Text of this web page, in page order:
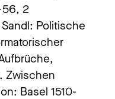
2
Politische
Zwischen
Basel 1510-